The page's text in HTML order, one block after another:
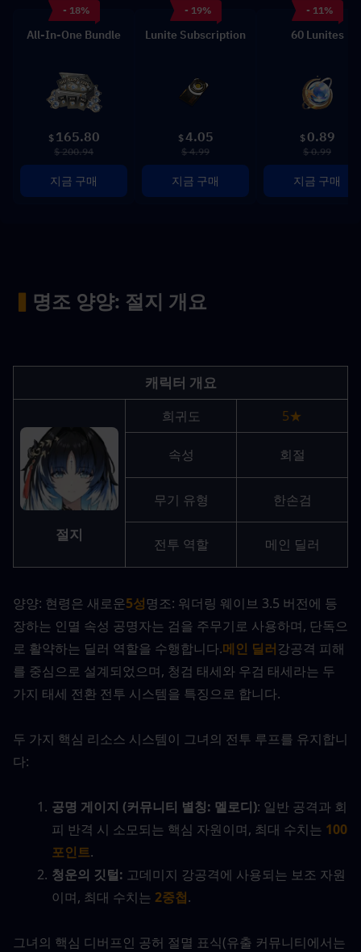
- 18%
All-In-One Bundle
$ 165.80
$ 200.94
지금 구매
- 19%
Lunite Subscription
$4.05
$ 4.99
지금 구매
- 11%
60 Lunites
$ 0.89
$ 0.99
지금 구매
▍ 명조 양양: 절지 개요
캐릭터 개요
절지
희귀도 5★
속성 회절
무기 유형 한손검
전투 역할 메인 딜러
양양: 현령은 새로운5성명조: 워더링 웨이브 3.5 버전에 등
장하는 인멸 속성 공명자는 검을 주무기로 사용하며, 단독으
로 활약하는 딜러 역할을 수행합니다.메인 딜러강공격 피해
를 중심으로 설계되었으며, 청검 태세와 우검 태세라는 두
가지 태세 전환 전투 시스템을 특징으로 합니다.
두 가지 핵심 리소스 시스템이 그녀의 전투 루프를 유지합니
다:
공명 게이지 (커뮤니티 별칭: 멜로디): 일반 공격과 회
피 반격 시 소모되는 핵심 자원이며, 최대 수치는 100
포인트.
청운의 깃털: 고데미지 강공격에 사용되는 보조 자원
이며, 최대 수치는 2중첩.
그녀의 핵심 디버프인 공허 절멸 표식(유출 커뮤니티에서는